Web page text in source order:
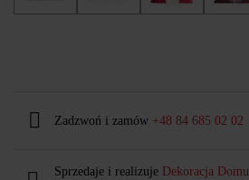
Zadzwoń i zamów +48 84 685 02 02
Sprzedaje i realizuje Dekoracja Domu